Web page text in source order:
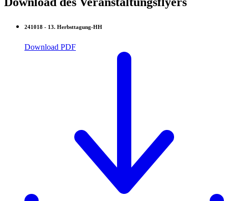
241018 - 13. Herbsttagung-HH
Download PDF